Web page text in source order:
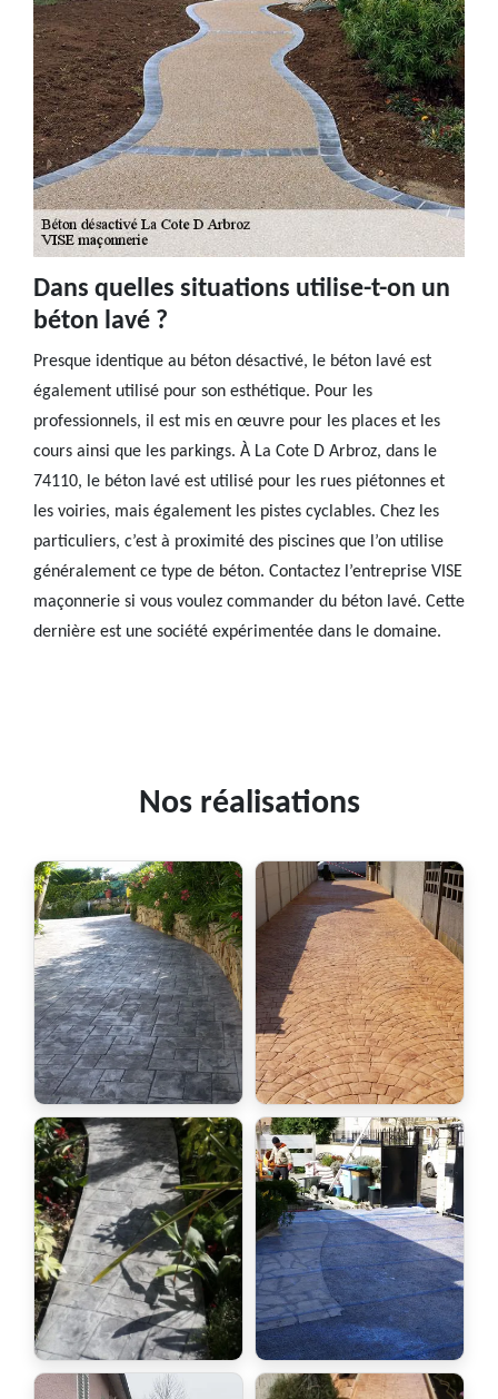
Dans quelles situations utilise-t-on un
béton lavé ?
Presque identique au béton désactivé, le béton lavé est
également utilisé pour son esthétique. Pour les
professionnels, il est mis en œuvre pour les places et les
cours ainsi que les parkings. À La Cote D Arbroz, dans le
74110, le béton lavé est utilisé pour les rues piétonnes et
les voiries, mais également les pistes cyclables. Chez les
particuliers, c’est à proximité des piscines que l’on utilise
généralement ce type de béton. Contactez l’entreprise VISE
maçonnerie si vous voulez commander du béton lavé. Cette
dernière est une société expérimentée dans le domaine.
Nos réalisations